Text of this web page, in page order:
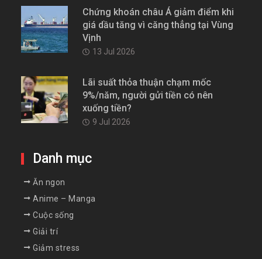
Chứng khoán châu Á giảm điểm khi
giá dầu tăng vì căng thẳng tại Vùng
Vịnh
13 Jul 2026
Lãi suất thỏa thuận chạm mốc
9%/năm, người gửi tiền có nên
xuống tiền?
9 Jul 2026
Danh mục
Ăn ngon
Anime – Manga
Cuộc sống
Giải trí
Giảm stress